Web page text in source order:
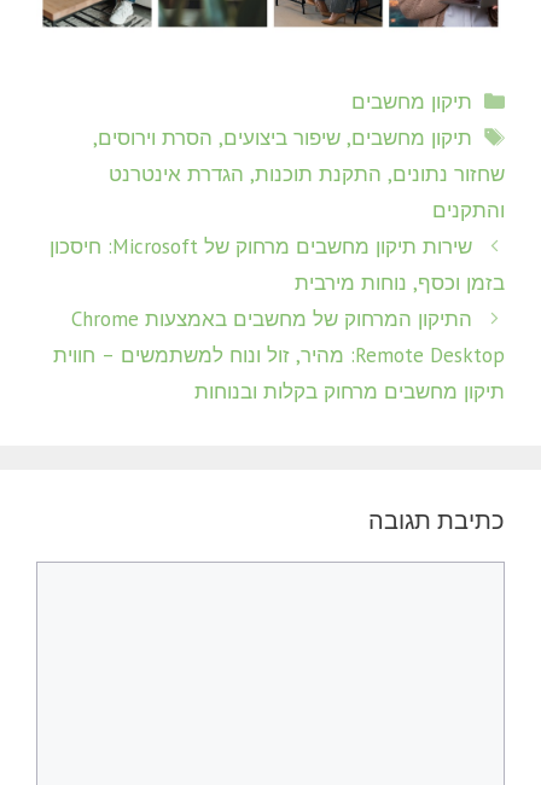
קטגוריות
תיקון מחשבים
תגיות
תיקון מחשבים, שיפור ביצועים, הסרת וירוסים,
שחזור נתונים, התקנת תוכנות, הגדרת אינטרנט
והתקנים
שירות תיקון מחשבים מרחוק של Microsoft: חיסכון
בזמן וכסף, נוחות מירבית
התיקון המרחוק של מחשבים באמצעות Chrome
Remote Desktop: מהיר, זול ונוח למשתמשים – חווית
תיקון מחשבים מרחוק בקלות ובנוחות
כתיבת תגובה